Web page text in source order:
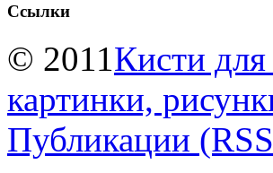
Ссылки
© 2011Кисти
картинки,
Публикации